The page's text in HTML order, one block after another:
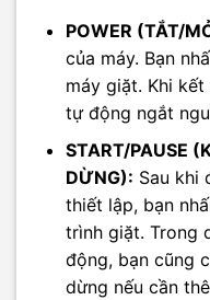
POWER (TẮT/
của máy. Bạn
máy giặt. Khi
tự động ngắt
START/PAUSE
DỪNG): Sau khi
thiết lập, bạn
trình giặt. Trong
động, bạn cũng
dừng nếu cần